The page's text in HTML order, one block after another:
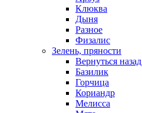
Клюква
Дыня
Разное
Физалис
Зелень, пряности
Вернуться назад
Базилик
Горчица
Кориандр
Мелисса